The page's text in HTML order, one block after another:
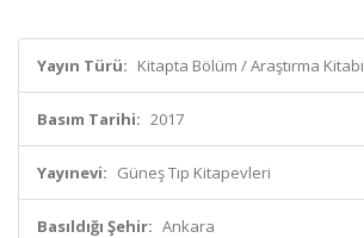
Yayın Türü: Kitapta Bölüm / Araştırma Kitabı
Basım Tarihi: 2017
Yayınevi: Güneş Tıp Kitapevleri
Basıldığı Şehir: Ankara